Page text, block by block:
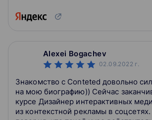
описывать его так, чтобы идея была
всей команде.
прототипирования, а также поделятся
практиками в подготовке презентаций.
обратит ваше внимание на те моменты, о
забывать, а также на реальных
выход можно найти из любой ситуации
инструмент...
Alexei Bogachev
02.09.2022 г.
Знакомство c Conteted довольно
на мою биографию)) Сейчас
курсе Дизайнер интерактивных
из контекстной рекламы в